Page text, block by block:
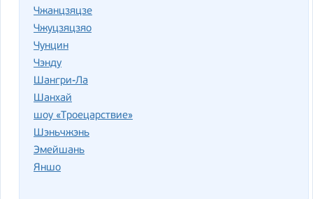
Чжанцзяцзе
Чжуцзяцзяо
Чунцин
Чэнду
Шангри-Ла
Шанхай
шоу «Троецарствие»
Шэньчжэнь
Эмейшань
Яншо